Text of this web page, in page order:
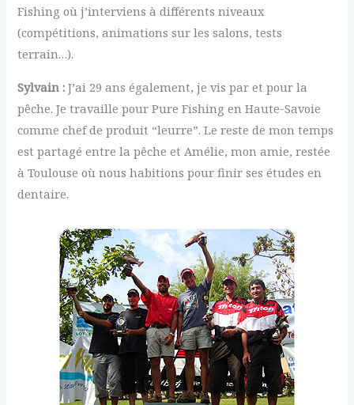
Fishing où j’interviens à différents niveaux
(compétitions, animations sur les salons, tests
terrain…).
Sylvain : J’ai 29 ans également, je vis par et pour la
pêche. Je travaille pour Pure Fishing en Haute-Savoie
comme chef de produit “leurre”. Le reste de mon temps
est partagé entre la pêche et Amélie, mon amie, restée
à Toulouse où nous habitions pour finir ses études en
dentaire.